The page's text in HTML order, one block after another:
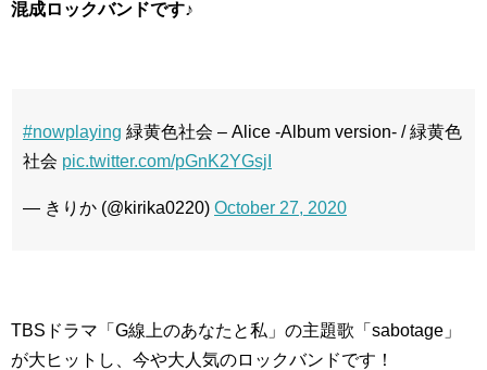
混成ロックバンドです♪
#nowplaying 緑黄色社会 – Alice -Album version- / 緑黄色
社会 pic.twitter.com/pGnK2YGsjI
— きりか (@kirika0220) October 27, 2020
TBSドラマ「G線上のあなたと私」の主題歌「sabotage」
が大ヒットし、今や大人気のロックバンドです！